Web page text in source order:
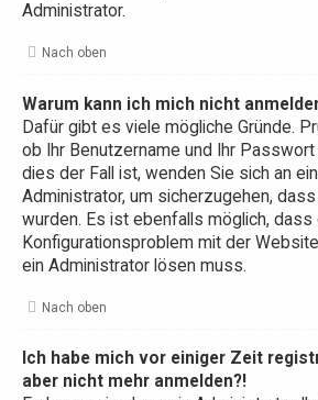
Administrator.
Nach oben
Warum kann ich mich nicht
Dafür gibt es viele mögliche Gründe.
ob Ihr Benutzername und Ihr Passwort
dies der Fall ist, wenden Sie sich an
Administrator, um sicherzugehen,
wurden. Es ist ebenfalls möglich, dass
Konfigurationsproblem mit der
ein Administrator lösen muss.
Nach oben
Ich habe mich vor einiger Zeit
aber nicht mehr anmelden?!